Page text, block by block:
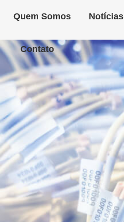
Quem Somos Notícias
Contato